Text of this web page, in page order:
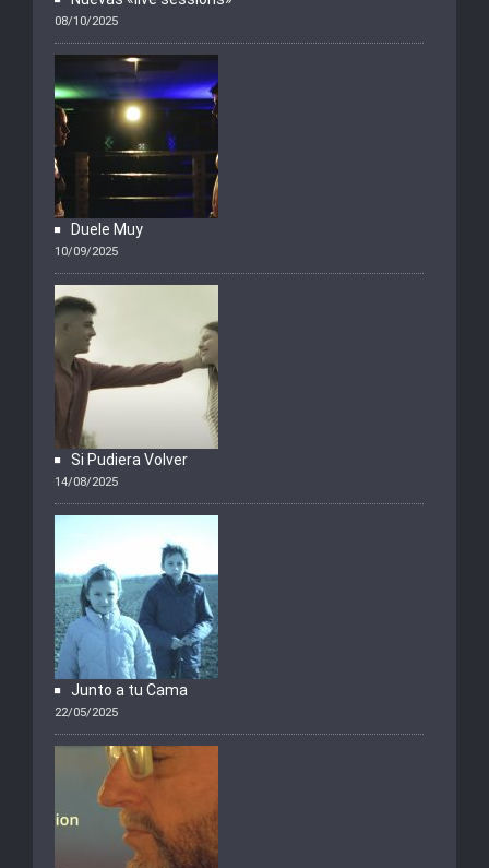
08/10/2025
Duele Muy
10/09/2025
Si Pudiera Volver
14/08/2025
Junto a tu Cama
22/05/2025